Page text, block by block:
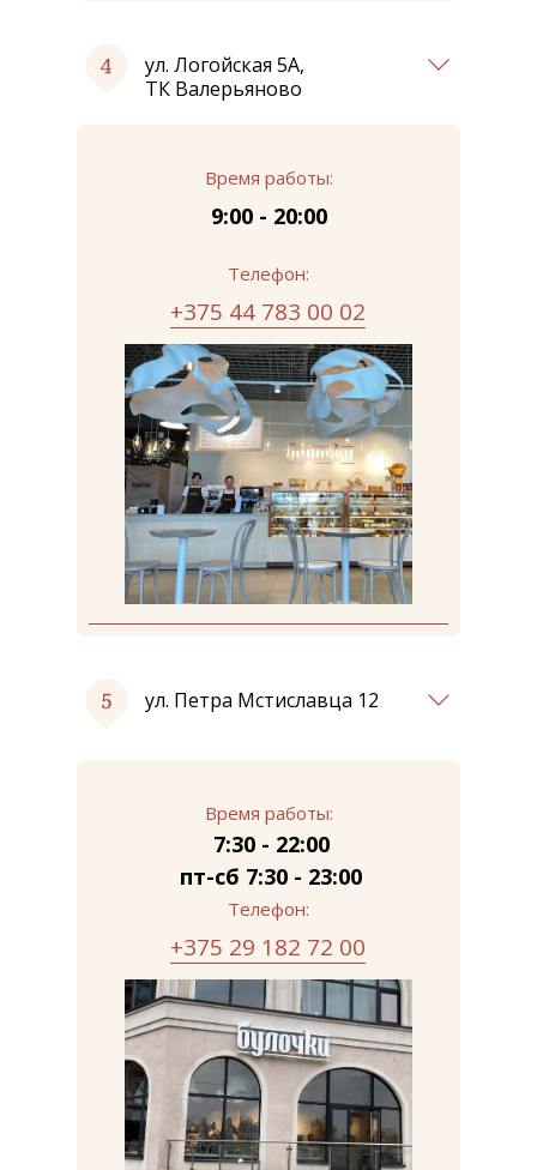
ул. Логойская 5А,
ТК Валерьяново
9:00 - 20:00
Время работы:
+375 44 783 00 02
Телефон:
ул. Петра Мстиславца 12
7:30 - 22:00
пт-сб 7:30 - 23:00
Время работы:
+375 29 182 72 00
Телефон: